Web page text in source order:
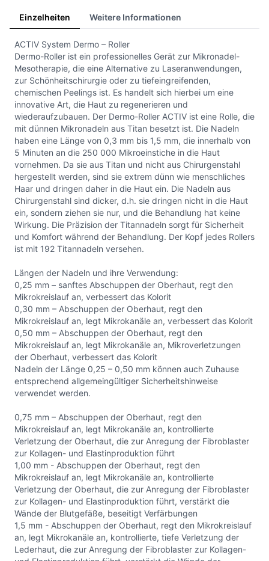
Einzelheiten Weitere Informationen
ACTIV System Dermo – Roller
Dermo-Roller ist ein professionelles Gerät zur Mikronadel-
Mesotherapie, die eine Alternative zu Laseranwendungen,
zur Schönheitschirurgie oder zu tiefeingreifenden,
chemischen Peelings ist. Es handelt sich hierbei um eine
innovative Art, die Haut zu regenerieren und
wiederaufzubauen. Der Dermo-Roller ACTIV ist eine Rolle, die
mit dünnen Mikronadeln aus Titan besetzt ist. Die Nadeln
haben eine Länge von 0,3 mm bis 1,5 mm, die innerhalb von
5 Minuten an die 250 000 Mikroeinstiche in die Haut
vornehmen. Da sie aus Titan und nicht aus Chirurgenstahl
hergestellt werden, sind sie extrem dünn wie menschliches
Haar und dringen daher in die Haut ein. Die Nadeln aus
Chirurgenstahl sind dicker, d.h. sie dringen nicht in die Haut
ein, sondern ziehen sie nur, und die Behandlung hat keine
Wirkung. Die Präzision der Titannadeln sorgt für Sicherheit
und Komfort während der Behandlung. Der Kopf jedes Rollers
ist mit 192 Titannadeln versehen.
Längen der Nadeln und ihre Verwendung:
0,25 mm – sanftes Abschuppen der Oberhaut, regt den
Mikrokreislauf an, verbessert das Kolorit
0,30 mm – Abschuppen der Oberhaut, regt den
Mikrokreislauf an, legt Mikrokanäle an, verbessert das Kolorit
0,50 mm – Abschuppen der Oberhaut, regt den
Mikrokreislauf an, legt Mikrokanäle an, Mikroverletzungen
der Oberhaut, verbessert das Kolorit
Nadeln der Länge 0,25 – 0,50 mm können auch Zuhause
entsprechend allgemeingültiger Sicherheitshinweise
verwendet werden.
0,75 mm – Abschuppen der Oberhaut, regt den
Mikrokreislauf an, legt Mikrokanäle an, kontrollierte
Verletzung der Oberhaut, die zur Anregung der Fibroblaster
zur Kollagen- und Elastinproduktion führt
1,00 mm - Abschuppen der Oberhaut, regt den
Mikrokreislauf an, legt Mikrokanäle an, kontrollierte
Verletzung der Oberhaut, die zur Anregung der Fibroblaster
zur Kollagen- und Elastinproduktion führt, verstärkt die
Wände der Blutgefäße, beseitigt Verfärbungen
1,5 mm - Abschuppen der Oberhaut, regt den Mikrokreislauf
an, legt Mikrokanäle an, kontrollierte, tiefe Verletzung der
Lederhaut, die zur Anregung der Fibroblaster zur Kollagen-